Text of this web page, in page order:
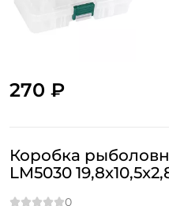
270 ₽
Коробка
LM5030